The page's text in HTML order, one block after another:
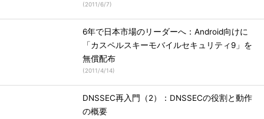
(2011/6/7)
6年で日本市場のリーダーへ：Android向けに
「カスペルスキーモバイルセキュリティ9」を
無償配布
(2011/4/14)
DNSSEC再入門（2）：DNSSECの役割と動作
の概要